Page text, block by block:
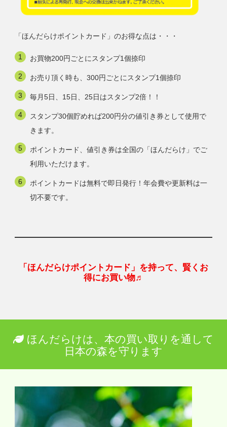
「ほんだらけポイントカード」のお得な点は・・・
お買物200円ごとにスタンプ1個捺印
お売り頂く時も、300円ごとにスタンプ1個捺印
毎月5日、15日、25日はスタンプ2倍！！
スタンプ30個貯めれば200円分の値引き券として使用で
きます。
ポイントカード、値引き券は全国の「ほんだらけ」でご
利用いただけます。
ポイントカードは無料で即日発行！年会費や更新料は一
切不要です。
「ほんだらけポイントカード」を持って、賢くお
得にお買い物♬
ほんだらけは、本の買い取りを通して
日本の森を守ります